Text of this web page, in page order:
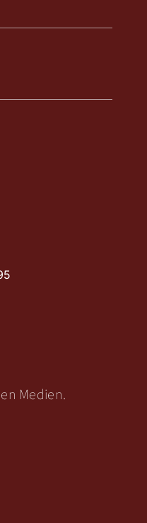
UND RÜCKGABEN
Medien.